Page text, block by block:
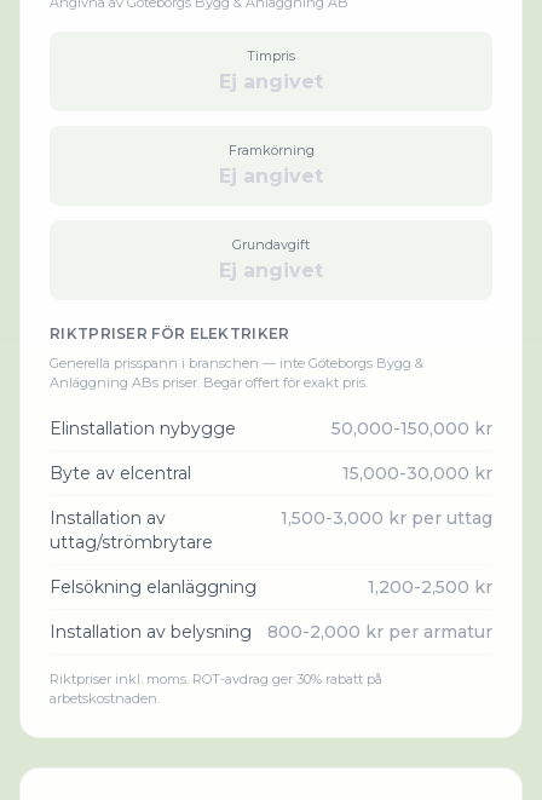
Timpris
Ej angivet
Framkörning
Ej angivet
Grundavgift
Ej angivet
RIKTPRISER FÖR ELEKTRIKER
Generella prisspann i branschen — inte Göteborgs Bygg &
Anläggning ABs priser. Begär offert för exakt pris.
Elinstallation nybygge 50,000-150,000 kr
Byte av elcentral 15,000-30,000 kr
Installation av
uttag/strömbrytare
1,500-3,000 kr per uttag
Felsökning elanläggning 1,200-2,500 kr
Installation av belysning 800-2,000 kr per armatur
Riktpriser inkl. moms. ROT-avdrag ger 30% rabatt på
arbetskostnaden.